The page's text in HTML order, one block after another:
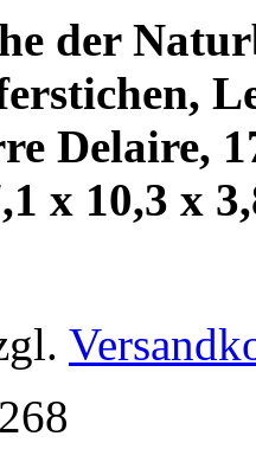
der
Delaire,
x 10,3 x